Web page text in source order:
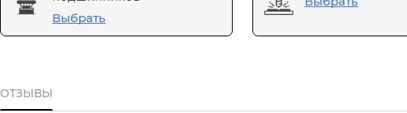
Выбрать
ОТЗЫВЫ